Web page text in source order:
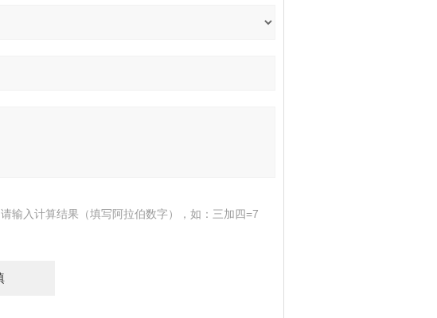
请输入计算结果（填写阿拉伯数字），如：三加四=7